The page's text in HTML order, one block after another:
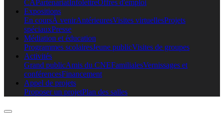
CAPartenariatInfolettreOffres d'emploi
Expositions
En coursÀ venirAntérieuresVisites virtuellesProjets
spéciauxPresse
Médiation et éducation
Programmes scolairesJeune publicVisites de groupes
Activités
Grand publicAmis du CNEFamilialesVernissages et
conférencesFinancement
Appel de projets
Proposer un projetPlan des salles